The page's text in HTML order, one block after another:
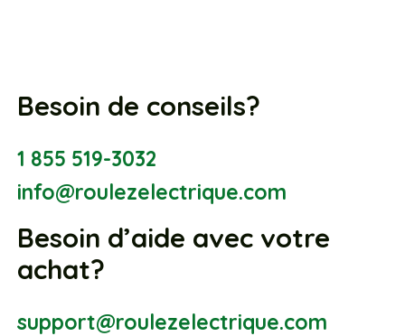
Besoin de conseils?
1 855 519-3032
info@roulezelectrique.com
Besoin d’aide avec votre
achat?
support@roulezelectrique.com